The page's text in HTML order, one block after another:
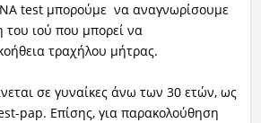
test μπορούμε να αναγνωρίσουμε
του ιού που μπορεί να
τραχήλου μήτρας.
σε γυναίκες άνω των 30 ετών, ως
pap. Επίσης, για παρακολούθηση